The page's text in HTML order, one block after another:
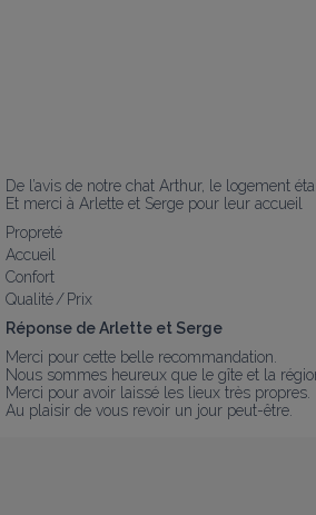
De l’avis de notre chat Arthur, le logement
Et merci à Arlette et Serge pour leur accueil
Propreté
Accueil
Confort
Qualité / Prix
Réponse de Arlette et Serge
Merci pour cette belle recommandation.
Nous sommes heureux que le gîte et la
Merci pour avoir laissé les lieux très propres.
Au plaisir de vous revoir un jour peut-être.